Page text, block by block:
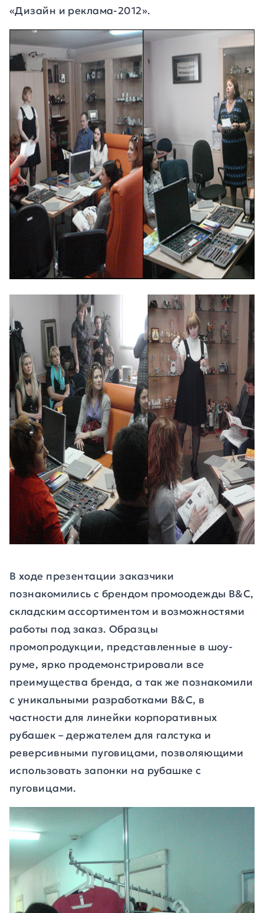
«Дизайн и реклама-2012».
В ходе презентации заказчики
познакомились с брендом промоодежды B&C,
складским ассортиментом и возможностями
работы под заказ. Образцы
промопродукции, представленные в шоу-
руме, ярко продемонстрировали все
преимущества бренда, а так же познакомили
с уникальными разработками B&C, в
частности для линейки корпоративных
рубашек – держателем для галстука и
реверсивными пуговицами, позволяющими
использовать запонки на рубашке с
пуговицами.